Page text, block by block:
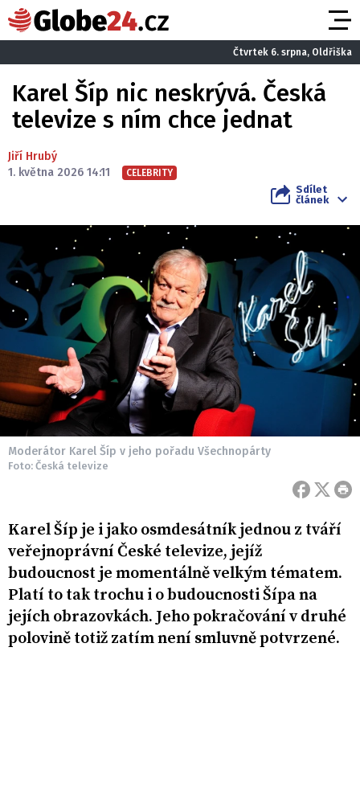
Čtvrtek 6. srpna, Oldřiška
Karel Šíp nic neskrývá. Česká
televize s ním chce jednat
Jiří Hrubý
1. května 2026 14:11
CELEBRITY
Sdílet
článek
Moderátor Karel Šíp v jeho pořadu Všechnopárty
Foto: Česká televize
Karel Šíp je i jako osmdesátník jednou z tváří
veřejnoprávní České televize, jejíž
budoucnost je momentálně velkým tématem.
Platí to tak trochu i o budoucnosti Šípa na
jejích obrazovkách. Jeho pokračování v druhé
polovině totiž zatím není smluvně potvrzené.